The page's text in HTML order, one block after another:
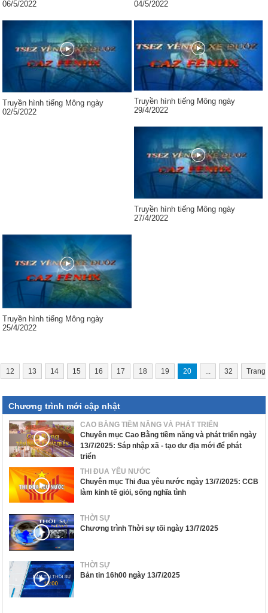
06/5/2022 04/5/2022
Truyền hình tiếng Mông ngày
02/5/2022
Truyền hình tiếng Mông ngày
29/4/2022
Truyền hình tiếng Mông ngày
27/4/2022
Truyền hình tiếng Mông ngày
25/4/2022
12 13 14 15 16 17 18 19 20 32 Trang
Chương trình mới cập nhật
CAO BẰNG TIỀM NĂNG VÀ PHÁT TRIỂN
Chuyên mục Cao Bằng tiềm năng và phát triển ngày
13/7/2025: Sáp nhập xã - tạo dư địa mới để phát
triển
THI ĐUA YÊU NƯỚC
Chuyên mục Thi đua yêu nước ngày 13/7/2025: CCB
làm kinh tế giỏi, sống nghĩa tình
THỜI SỰ
Chương trình Thời sự tối ngày 13/7/2025
THỜI SỰ
Bản tin 16h00 ngày 13/7/2025